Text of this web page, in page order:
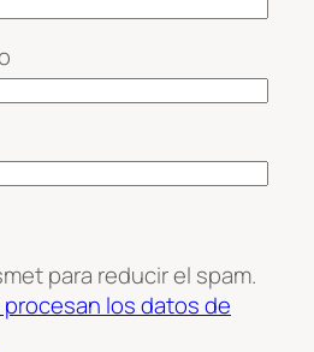
para reducir el spam.
los datos de